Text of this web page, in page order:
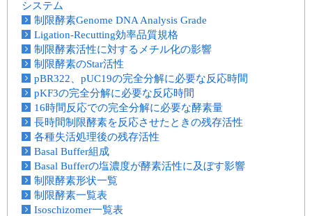
システム
制限酵素Genome DNA Analysis Grade
Ligation-Recutting効率品質規格
制限酵素活性に対するメチル化の影響
制限酵素のStar活性
pBR322、pUC19の完全分解に必要な反応時間
pKF3の完全分解に必要な反応時間
16時間反応での完全分解に必要な酵素量
長時間制限酵素を反応させたときの残存活性
各種失活処理後の残存活性
Basal Buffer組成
Basal Bufferの塩濃度が酵素活性に及ぼす影響
制限酵素形状一覧
制限酵素一覧表
Isoschizomer一覧表